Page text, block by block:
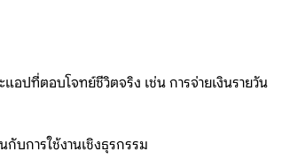
ปที่ตอบโจทย์ชีวิตจริง เช่น การจ่ายเงินรายวัน
บการใช้งานเชิงธุรกรรม